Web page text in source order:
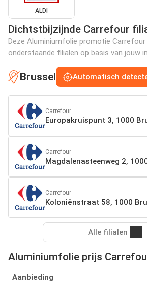
ALDI
Dichtstbijzijnde Carrefour
Deze Aluminiumfolie promotie Carrefour
onderstaande filialen op basis van jouw
Brussel Automatisch
Carrefour
Europakruispunt 3, 1000
Carrefour
Magdalenasteenweg 2,
Carrefour
Koloniënstraat 58, 1000
Alle filialen
Aluminiumfolie prijs
Aanbieding